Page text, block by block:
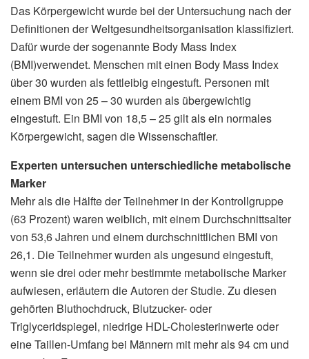
Das Körpergewicht wurde bei der Untersuchung nach der
Definitionen der Weltgesundheitsorganisation klassifiziert.
Dafür wurde der sogenannte Body Mass Index
(BMI)verwendet. Menschen mit einen Body Mass Index
über 30 wurden als fettleibig eingestuft. Personen mit
einem BMI von 25 – 30 wurden als übergewichtig
eingestuft. Ein BMI von 18,5 – 25 gilt als ein normales
Körpergewicht, sagen die Wissenschaftler.
Experten untersuchen unterschiedliche metabolische
Marker
Mehr als die Hälfte der Teilnehmer in der Kontrollgruppe
(63 Prozent) waren weiblich, mit einem Durchschnittsalter
von 53,6 Jahren und einem durchschnittlichen BMI von
26,1. Die Teilnehmer wurden als ungesund eingestuft,
wenn sie drei oder mehr bestimmte metabolische Marker
aufwiesen, erläutern die Autoren der Studie. Zu diesen
gehörten Bluthochdruck, Blutzucker- oder
Triglyceridspiegel, niedrige HDL-Cholesterinwerte oder
eine Taillen-Umfang bei Männern mit mehr als 94 cm und